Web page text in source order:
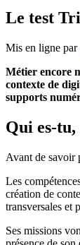
Le test
Mis en ligne par
Métier encore
contexte de
supports
Qui es-
Avant de savoir
Les
création de
transversales et
Ses missions